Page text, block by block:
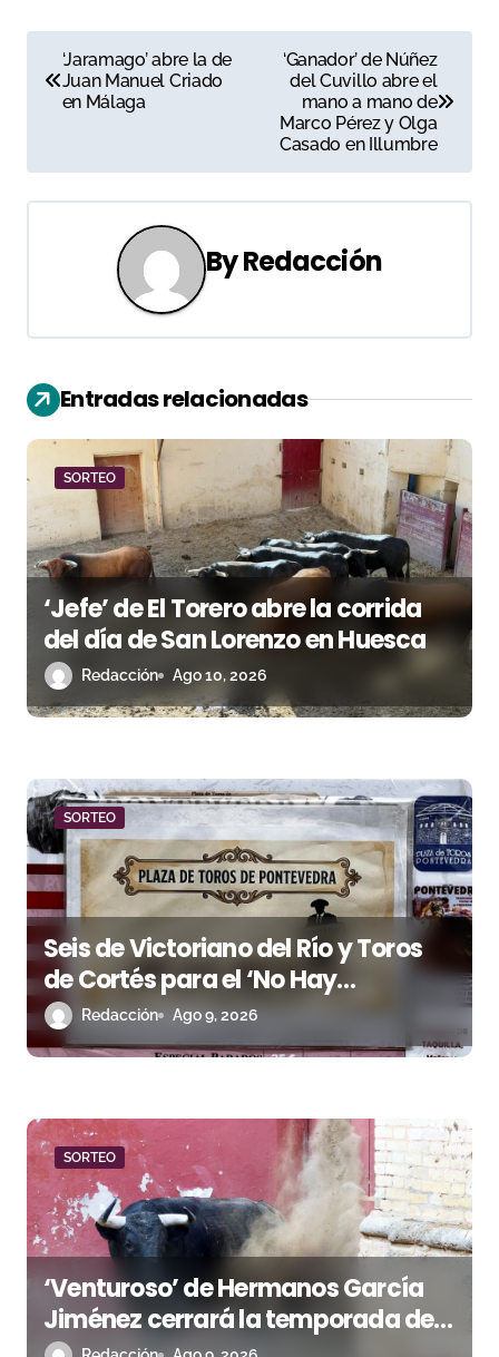
a
e
c
i
ó
n
d
e
e
n
a
d
a
s
‘Jaramago’ abre la de
Juan Manuel Criado
en Málaga
‘Ganador’ de Núñez
del Cuvillo abre el
mano a mano de
Marco Pérez y Olga
Casado en Illumbre
ByRedacción
Entradas relacionadas
SORTEO
‘Jefe’ de El Torero abre la corrida
del día de San Lorenzo en Huesca
Redacción Ago 10, 2026
SORTEO
Seis de Victoriano del Río y Toros
de Cortés para el ‘No Hay
Localidades’ de esta tarde en
Pontevedra
Redacción Ago 9, 2026
SORTEO
‘Venturoso’ de Hermanos García
Jiménez cerrará la temporada de